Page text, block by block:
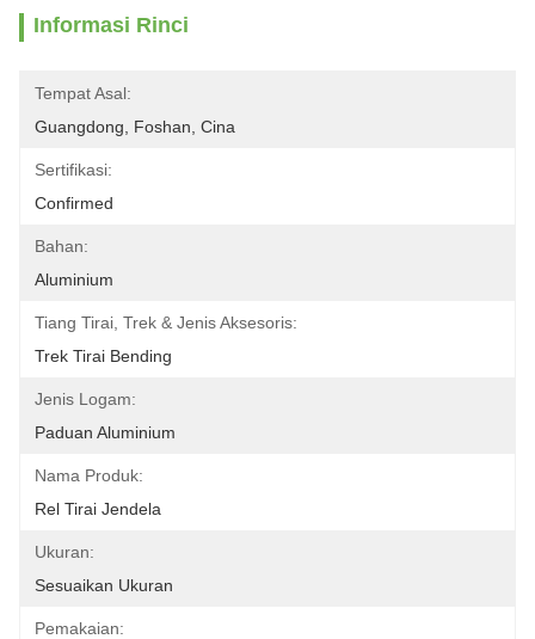
Informasi Rinci
Tempat Asal:
Guangdong, Foshan, Cina
Sertifikasi:
Confirmed
Bahan:
Aluminium
Tiang Tirai, Trek & Jenis Aksesoris:
Trek Tirai Bending
Jenis Logam:
Paduan Aluminium
Nama Produk:
Rel Tirai Jendela
Ukuran:
Sesuaikan Ukuran
Pemakaian: